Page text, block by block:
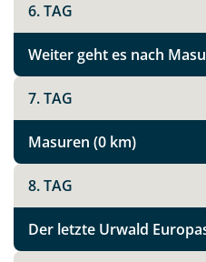
6. TAG
Weiter geht es nach
7. TAG
Masuren (0 km)
8. TAG
Der letzte Urwald